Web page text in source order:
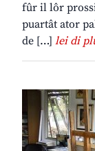
fûr il lôr
puartât ator
de […] lei di